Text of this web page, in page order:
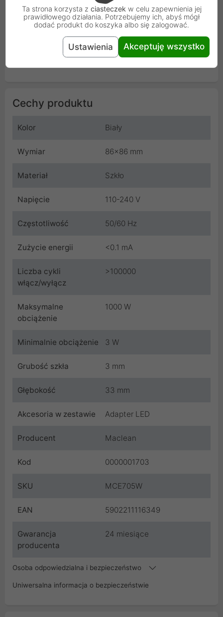
Cechy produktu
Kolor Biały
Wymiar 86x86 mm
Materiał Szkło
Napięcie 110-240 V
Częstotliwość 50/60 Hz
Zużycie energii <0.1 mA
Liczba cykli
włącz/wyłącz
>100000
Maksymalne
obciążenie
1000 W
Minimalnie obciążenie 3 W
Grubość szkła 3 mm
Głębokość 33 mm
Akcesoria w zestawie Adapter LED
Producent Maclean
Kod 0000001703
SKU MCE705W
EAN 5902211116349
Gwarancja
producenta
24 miesiące
Osoba odpowiedzialna i bezpieczeństwo
Uniwersalna informacja o bezpieczeństwie
Ta strona korzysta z ciasteczek w celu zapewnienia jej
prawidłowego działania. Potrzebujemy ich, abyś mógł
dodać produkt do koszyka albo się zalogować.
Ustawienia Akceptuję wszystko